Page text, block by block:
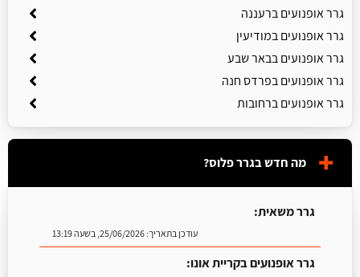
גרר אופנועים ברעננה
גרר אופנועים במודיעין
גרר אופנועים בבאר שבע
גרר אופנועים בפרדס חנה
גרר אופנועים ברחובות
מה חדש בגרר פלוס?
גרר משאית:
עודכן בתאריך:25/06/2026, בשעה 13:19
גרר אופנועים בקריית אונו: